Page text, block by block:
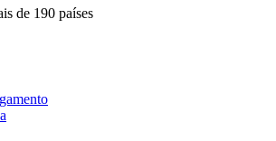
de 190 países